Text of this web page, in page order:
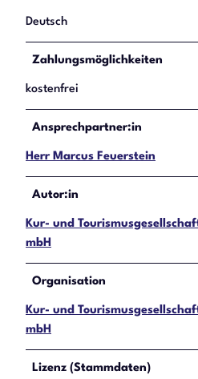
Deutsch
Zahlungsmöglichkeiten
kostenfrei
Ansprechpartner:in
Herr Marcus Feuerstein
Autor:in
Kur- und
mbH
Organisation
Kur- und
mbH
Lizenz (Stammdaten)